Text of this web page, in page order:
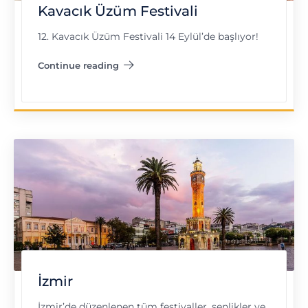
Kavacık Üzüm Festivali
12. Kavacık Üzüm Festivali 14 Eylül’de başlıyor!
Continue reading
"Kavacık Üzüm Festivali"
İzmir